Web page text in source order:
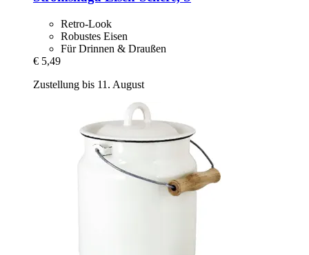
Retro-Look
Robustes Eisen
Für Drinnen & Draußen
€ 5,49
Zustellung bis 11. August